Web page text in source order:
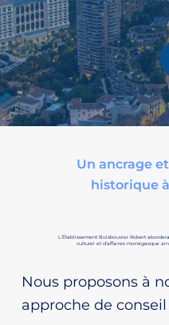
Un ancrage
historique
L’Établissement Boisbouvier Robert
culturel et d’affaires monégasque
Nous proposons à
approche de